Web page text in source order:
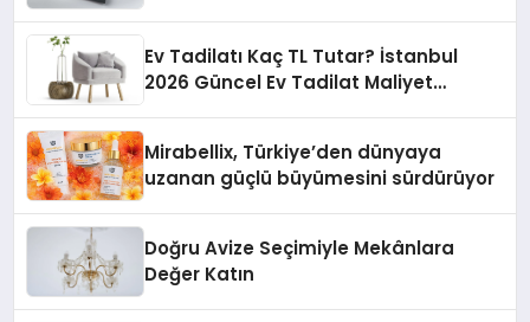
Ev Tadilatı Kaç TL Tutar? İstanbul
2026 Güncel Ev Tadilat Maliyet
Mirabellix, Türkiye’den dünyaya
uzanan güçlü büyümesini sürdürüyor
Doğru Avize Seçimiyle Mekânlara
Değer Katın